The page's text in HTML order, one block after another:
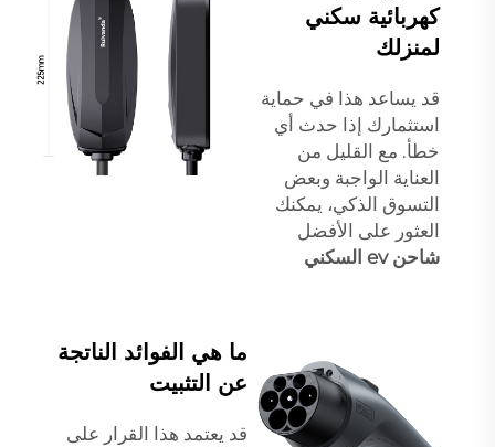
كهربائية سكني
لمنزلك
قد يساعد هذا في حماية
استثمارك إذا حدث أي
خطأ. مع القليل من
العناية الواجبة وبعض
التسوق الذكي، يمكنك
العثور على الأفضل
شاحن ev السكني
ما هي الفوائد الناتجة
عن التثبيت
قد يعتمد هذا القرار على